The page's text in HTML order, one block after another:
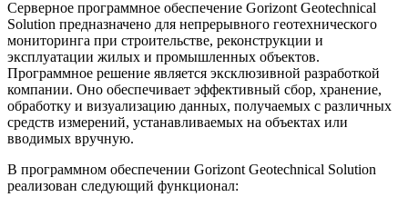
Серверное программное обеспечение Gorizont Geotechnical
Solution предназначено для непрерывного геотехнического
мониторинга при строительстве, реконструкции и
эксплуатации жилых и промышленных объектов.
Программное решение является эксклюзивной разработкой
компании. Оно обеспечивает эффективный сбор, хранение,
обработку и визуализацию данных, получаемых с различных
средств измерений, устанавливаемых на объектах или
вводимых вручную.
В программном обеспечении Gorizont Geotechnical Solution
реализован следующий функционал: